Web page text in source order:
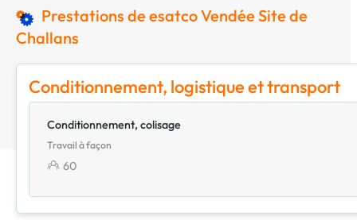
Prestations de esatco Vendée Site de
Challans
Conditionnement, logistique et transport
Conditionnement, colisage
Travail à façon
60